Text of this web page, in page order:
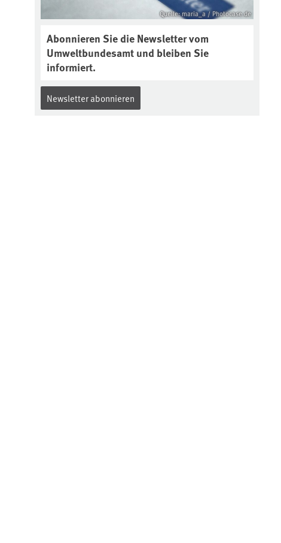
Quelle: maria_a / Photocase.de
Abonnieren Sie die Newsletter vom
Umweltbundesamt und bleiben Sie
informiert.
Newsletter abonnieren